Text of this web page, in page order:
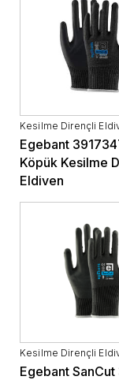
Kesilme Dirençli
Egebant
Köpük Kesilme
Eldiven
Kesilme Dirençli
Egebant